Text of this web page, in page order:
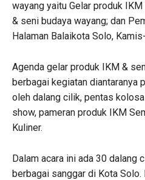
wayang yaitu Gelar produk
& seni budaya wayang; dan
Halaman Balaikota Solo,
Agenda gelar produk IKM &
berbagai kegiatan diantaranya
oleh dalang cilik, pentas
show, pameran produk IKM
Kuliner.
Dalam acara ini ada 30 dalang
berbagai sanggar di Kota Solo.